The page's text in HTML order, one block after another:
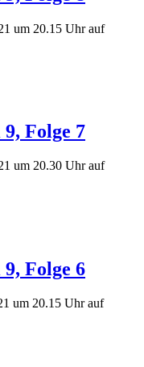
um 20.15 Uhr auf
Folge 7
um 20.30 Uhr auf
Folge 6
um 20.15 Uhr auf